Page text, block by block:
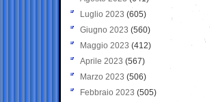
Luglio 2023 (605)
Giugno 2023 (560)
Maggio 2023 (412)
Aprile 2023 (567)
Marzo 2023 (506)
Febbraio 2023 (505)